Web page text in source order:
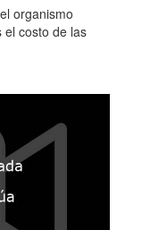
organismo
costo de las